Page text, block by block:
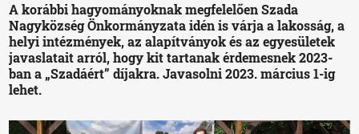
A korábbi hagyományoknak megfelelően Szada
Nagyközség Önkormányzata idén is várja a lakosság, a
helyi intézmények, az alapítványok és az egyesületek
javaslatait arról, hogy kit tartanak érdemesnek 2023-
ban a „Szadáért” díjakra. Javasolni 2023. március 1-ig
lehet.